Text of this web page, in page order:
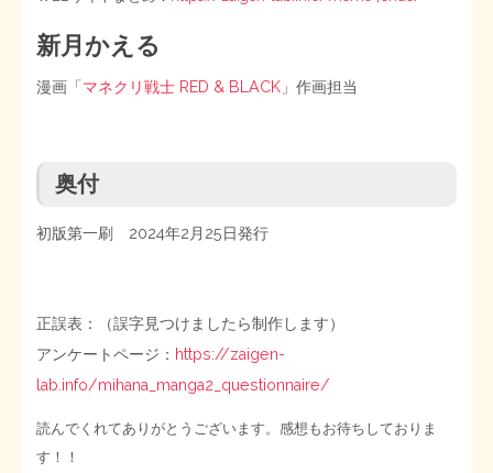
新月かえる
漫画「 マネクリ戦士 RED & BLACK 」作画担当
奥付
初版第一刷 2024年2月25日発行
正誤表：（誤字見つけましたら制作します）
アンケートページ： https://zaigen-
lab.info/mihana_manga2_questionnaire/
読んでくれてありがとうございます。感想もお待ちしておりま
す！！